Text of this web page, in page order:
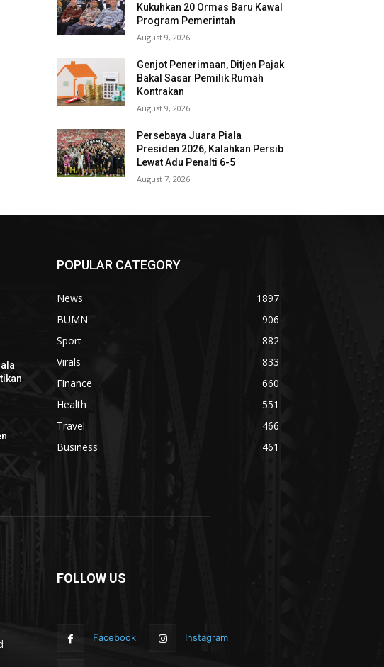
Kukuhkan 20 Ormas Baru Kawal
Program Pemerintah
August 9, 2026
Genjot Penerimaan, Ditjen Pajak
Bakal Sasar Pemilik Rumah
Kontrakan
August 9, 2026
Persebaya Juara Piala
Presiden 2026, Kalahkan Persib
Lewat Adu Penalti 6-5
August 7, 2026
POPULAR CATEGORY
News
1897
BUMN
906
Sport
882
Virals
833
Finance
660
Health
551
Travel
466
Business
461
FOLLOW US
Facebook Instagram